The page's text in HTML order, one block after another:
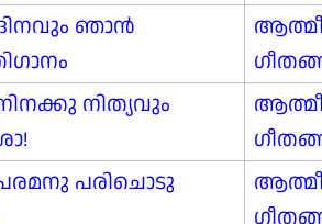
ഞാൻ
നിത്യവും
പരിചൊടു